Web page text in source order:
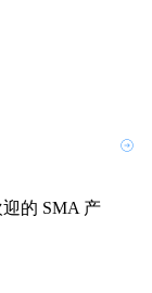
的 SMA 产